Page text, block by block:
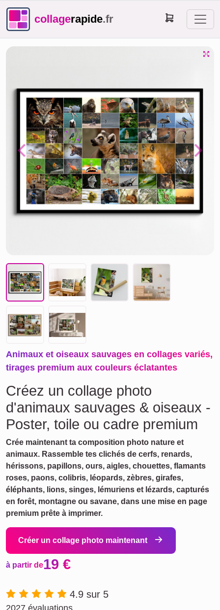
collagerapide.fr
Previous Next
Animaux et oiseaux sauvages en collages variés,
tirages premium aux couleurs éclatantes
Créez un collage photo
d'animaux sauvages & oiseaux -
Poster, toile ou cadre premium
Crée maintenant ta composition photo nature et
animaux. Rassemble tes clichés de cerfs, renards,
hérissons, papillons, ours, aigles, chouettes, flamants
roses, paons, colibris, léopards, zèbres, girafes,
éléphants, lions, singes, lémuriens et lézards, capturés
en forêt, montagne ou savane, dans une mise en page
premium prête à imprimer.
Créer un collage photo maintenant
à partir de19 €
4.9 sur 5
2027 évaluations